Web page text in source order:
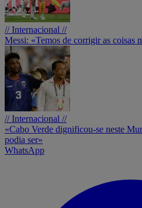
// Internacional //
Messi: «Temos de corrigir as coisas
// Internacional //
«Cabo Verde dignificou-se neste
podia ser»
WhatsApp